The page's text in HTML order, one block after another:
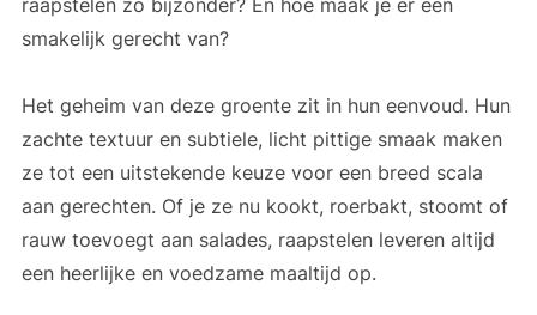
smakelijk gerecht van?
Het geheim van deze groente zit in hun eenvoud. Hun
zachte textuur en subtiele, licht pittige smaak maken
ze tot een uitstekende keuze voor een breed scala
aan gerechten. Of je ze nu kookt, roerbakt, stoomt of
rauw toevoegt aan salades, raapstelen leveren altijd
een heerlijke en voedzame maaltijd op.